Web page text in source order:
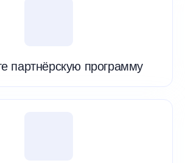
партнёрскую программу